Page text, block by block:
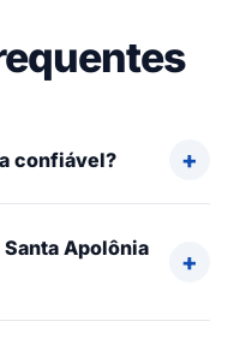
confiável?
Apolônia